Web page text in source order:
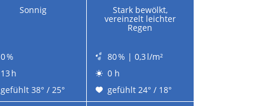
Sonnig
0 %
13 h
gefühlt 38° / 25°
Stark bewölkt,
vereinzelt leichter
Regen
80 % | 0,3 l/m²
0 h
gefühlt 24° / 18°